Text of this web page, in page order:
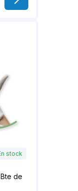
stock
de